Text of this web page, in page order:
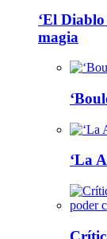
‘El Diablo
magia
‘La